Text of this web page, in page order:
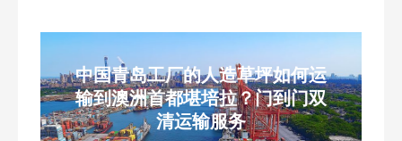
中国青岛工厂的人造草坪如何运
输到澳洲首都堪培拉？门到门双
清运输服务